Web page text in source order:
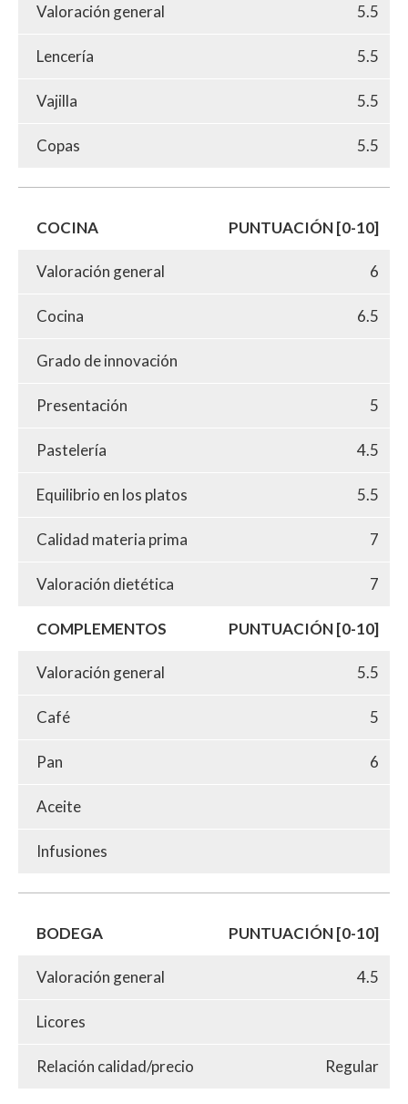
Valoración general 5.5
Lencería 5.5
Vajilla 5.5
Copas 5.5
COCINA PUNTUACIÓN [0-10]
Valoración general 6
Cocina 6.5
Grado de innovación
Presentación 5
Pastelería 4.5
Equilibrio en los platos 5.5
Calidad materia prima 7
Valoración dietética 7
COMPLEMENTOS PUNTUACIÓN [0-10]
Valoración general 5.5
Café 5
Pan 6
Aceite
Infusiones
BODEGA PUNTUACIÓN [0-10]
Valoración general 4.5
Licores
Relación calidad/precio Regular